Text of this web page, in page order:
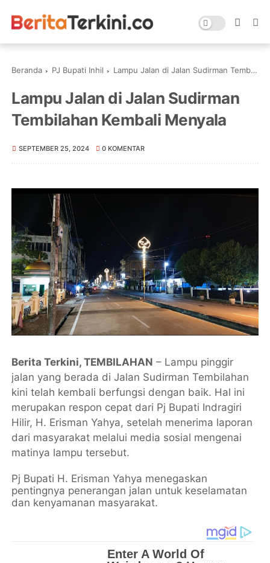
Beranda PJ Bupati Inhil Lampu Jalan di Jalan Sudirman Tembilahan Kembali Menyala
Lampu Jalan di Jalan Sudirman
Tembilahan Kembali Menyala
SEPTEMBER 25, 2024 0 KOMENTAR
Berita Terkini, TEMBILAHAN – Lampu pinggir
jalan yang berada di Jalan Sudirman Tembilahan
kini telah kembali berfungsi dengan baik. Hal ini
merupakan respon cepat dari Pj Bupati Indragiri
Hilir, H. Erisman Yahya, setelah menerima laporan
dari masyarakat melalui media sosial mengenai
matinya lampu tersebut.
Pj Bupati H. Erisman Yahya menegaskan
pentingnya penerangan jalan untuk keselamatan
dan kenyamanan masyarakat.